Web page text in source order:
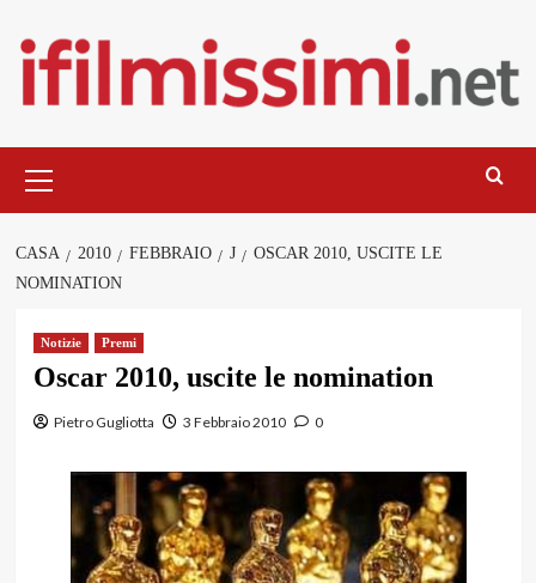
contenuto
principale
CASA 2010 FEBBRAIO J
OSCAR 2010, USCITE LE
NOMINATION
Notizie Premi
Oscar 2010, uscite le nomination
Pietro Gugliotta 3 Febbraio 2010 0